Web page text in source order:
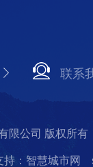
联系
限公司 版权所有
持：智慧城市网